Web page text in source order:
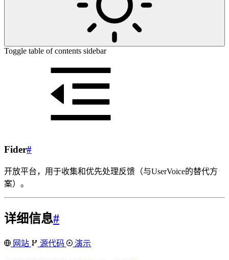
Toggle table of contents sidebar
Fider#
开放平台，用于收集和优先处理反馈（与UserVoice的替代方
案）。
详细信息#
网站 源代码 演示